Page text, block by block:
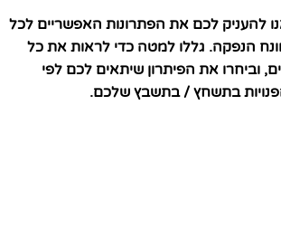
להעניק לכם את הפתרונות האפשריים לכל
הנפקה. גללו למטה כדי לראות את כל
וביחרו את הפיתרון שיתאים לכם לפי
בתשחץ / בתשבץ שלכם.